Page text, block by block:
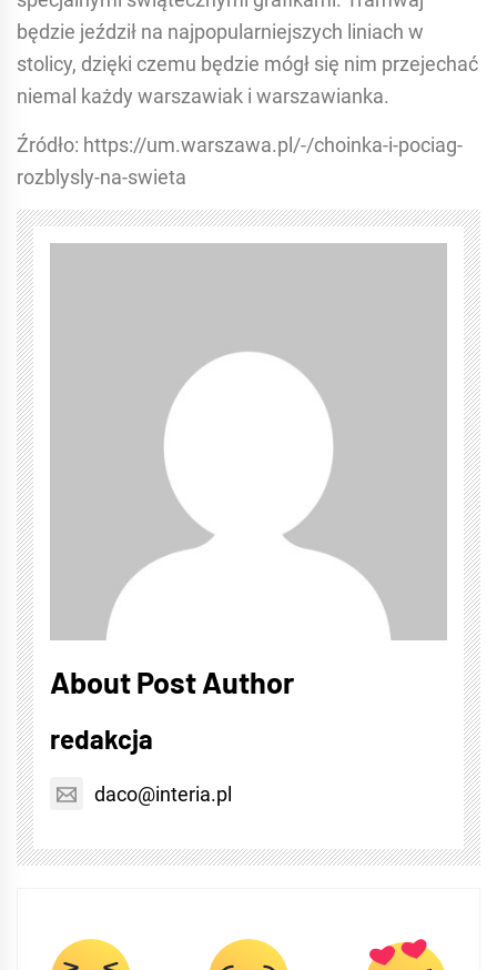
będzie jeździł na najpopularniejszych liniach w
stolicy, dzięki czemu będzie mógł się nim przejechać
niemal każdy warszawiak i warszawianka.
Źródło: https://um.warszawa.pl/-/choinka-i-pociag-
rozblysly-na-swieta
About Post Author
redakcja
daco@interia.pl